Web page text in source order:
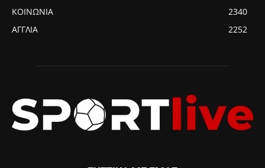
ΚΟΙΝΩΝΙΑ
2340
ΑΓΓΛΙΑ
2252